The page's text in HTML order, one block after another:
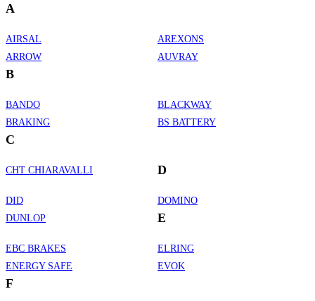
A
AIRSAL
AREXONS
ARROW
AUVRAY
B
BANDO
BLACKWAY
BRAKING
BS BATTERY
C
CHT CHIARAVALLI D
DID
DOMINO
DUNLOP
E
EBC BRAKES
ELRING
ENERGY SAFE
EVOK
F